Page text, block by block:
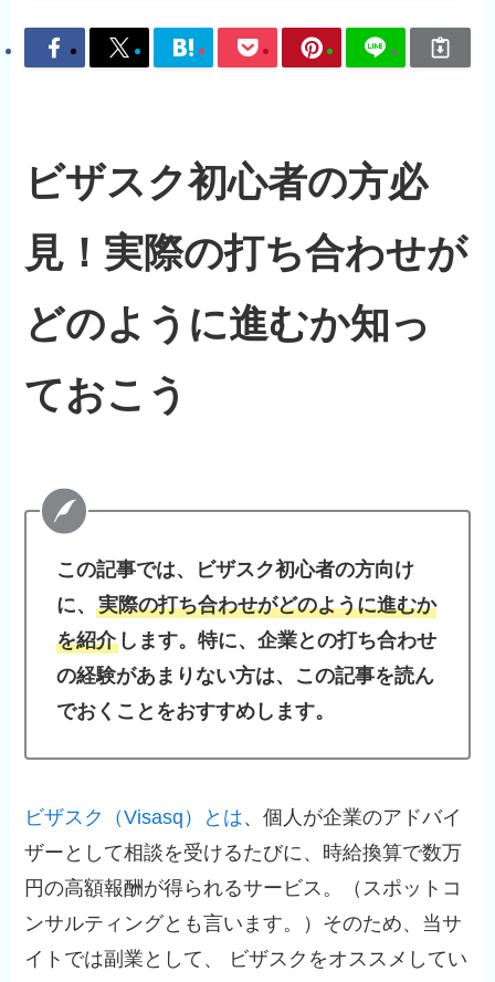
ビザスク初心者の方必
見！実際の打ち合わせが
どのように進むか知っ
ておこう
この記事では、ビザスク初心者の方向け
に、実際の打ち合わせがどのように進むか
を紹介 します。特に、企業との打ち合わせ
の経験があまりない方は、この記事を読ん
でおくことをおすすめします。
ビザスク（Visasq）とは、個人が企業のアドバイ
ザーとして相談を受けるたびに、時給換算で数万
円の高額報酬が得られるサービス。（スポットコ
ンサルティングとも言います。）そのため、当サ
イトでは副業として、 ビザスクをオススメしてい